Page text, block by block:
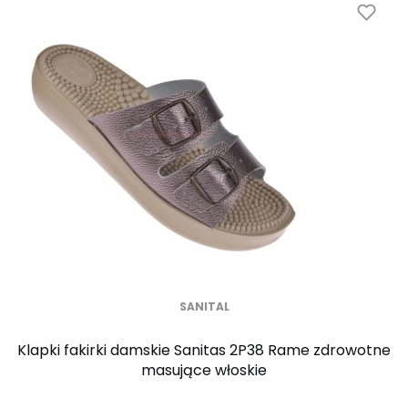
SANITAL
Klapki fakirki damskie Sanitas 2P38 Rame zdrowotne
masujące włoskie